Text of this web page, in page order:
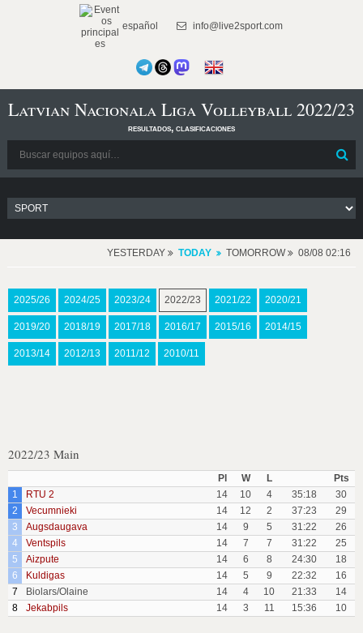
español info@live2sport.com
Latvian Nacionala Liga Volleyball 2022/23
resultados, clasificaciones
YESTERDAY TODAY TOMORROW 08/08 02:16
2025/26 2024/25 2023/24 2022/23 2021/22 2020/21
2019/20 2018/19 2017/18 2016/17 2015/16 2014/15
2013/14 2012/13 2011/12 2010/11
2022/23 Main
Pl W L
Pts
1
RTU 2 14 10 4 35:18
30
2
Vecumnieki 14 12 2 37:23
29
3
Augsdaugava 14 9 5 31:22
26
4
Ventspils 14 7 7 31:22
25
5
Aizpute 14 6 8 24:30
18
6
Kuldigas 14 5 9 22:32
16
7
Biolars/Olaine 14 4 10 21:33
14
8
Jekabpils 14 3 11 15:36 10